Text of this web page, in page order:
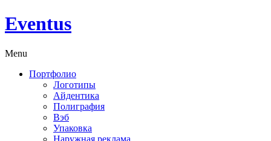
Eventus
Menu
Портфолио
Логотипы
Айдентика
Полиграфия
Вэб
Упаковка
Наружная реклама